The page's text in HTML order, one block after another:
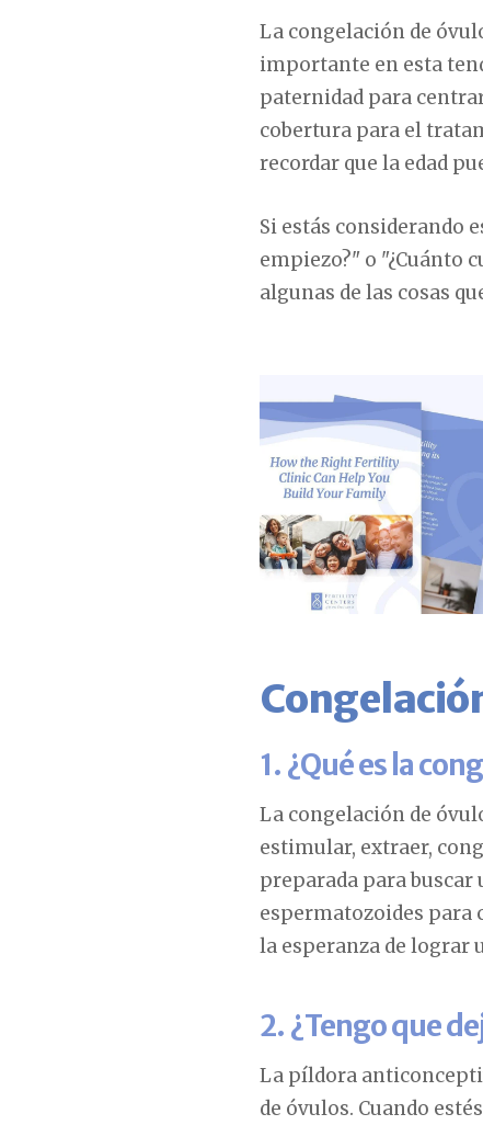
La congelación de
importante en esta
paternidad para
cobertura para el
recordar que la edad
Si estás considerando
empiezo?" o "¿Cuánto
algunas de las cosas
1. ¿Qué es la
La congelación de
estimular, extraer,
preparada para buscar
espermatozoides para
la esperanza de lograr
2. ¿Tengo que
La píldora
de óvulos. Cuando